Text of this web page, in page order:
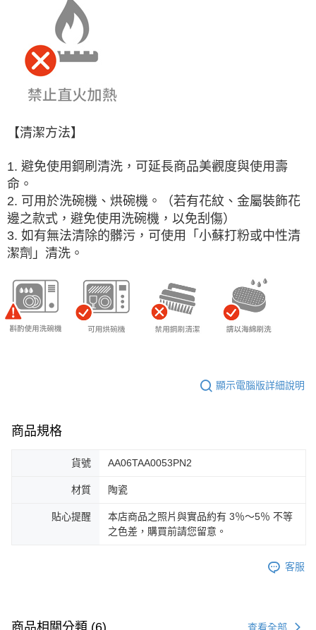
【清潔方法】
1. 避免使用鋼刷清洗，可延長商品美觀度與使用壽
命。
2. 可用於洗碗機、烘碗機。（若有花紋、金屬裝飾花
邊之款式，避免使用洗碗機，以免刮傷）
3. 如有無法清除的髒污，可使用「小蘇打粉或中性清
潔劑」清洗。
顯示電腦版詳細說明
商品規格
貨號 AA06TAA0053PN2
材質 陶瓷
貼心提醒
本店商品之照片與實品約有 3％～5％ 不等
之色差，購買前請您留意。
客服
查看全部